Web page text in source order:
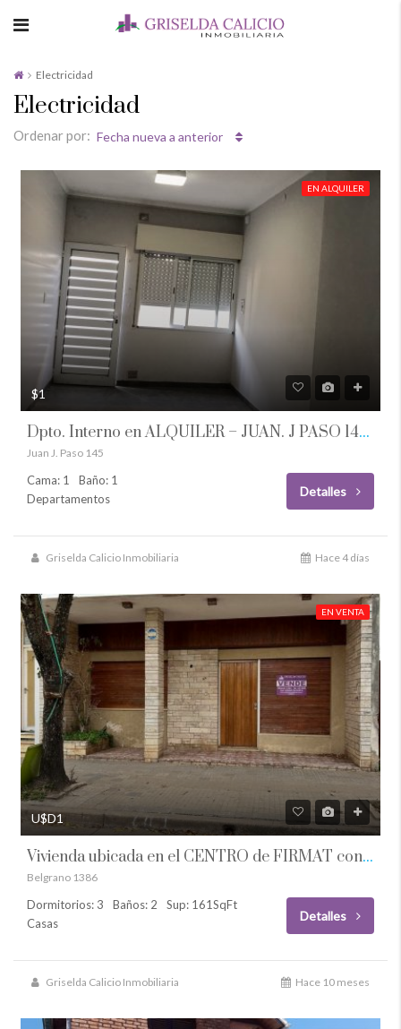
Electricidad
Electricidad
Ordenar por: Fecha nueva a anterior
EN ALQUILER
$1
Dpto. Interno en ALQUILER – JUAN. J PASO 145 – U3 – FIRMAT
Juan J. Paso 145
Cama: 1
Baño: 1
Departamentos
Detalles
Griselda Calicio Inmobiliaria Hace 4 días
EN VENTA
U$D1
Vivienda ubicada en el CENTRO de FIRMAT con ingreso independiente por 2 calles
Belgrano 1386
Dormitorios: 3 Baños: 2
Sup: 161SqFt
Casas
Detalles
Griselda Calicio Inmobiliaria Hace 10 meses